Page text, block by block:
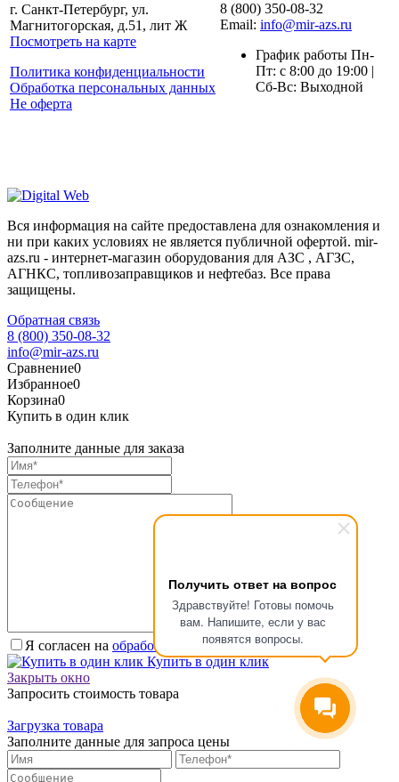
Получить ответ на вопрос
Здравствуйте! Готовы помочь
вам. Напишите, если у вас
появятся вопросы.
г. Санкт-Петербург, ул.
Магнитогорская, д.51, лит Ж
Посмотреть на карте
Политика конфиденциальности
Обработка персональных данных
Не оферта
8 (800) 350-08-32
Email: info@mir-azs.ru
График работы Пн-
Пт: с 8:00 до 19:00 |
Сб-Вс: Выходной
Вся информация на сайте предоставлена для ознакомления и
ни при каких условиях не является публичной офертой. mir-
azs.ru - интернет-магазин оборудования для АЗС , АГЗС,
АГНКС, топливозаправщиков и нефтебаз. Все права
защищены.
Обратная связь
8 (800) 350-08-32
info@mir-azs.ru
Сравнение0
Избранное0
Корзина0
Купить в один клик
Заполните данные для заказа
Я согласен на обработку персональных данных.
Купить в один клик
Закрыть окно
Запросить стоимость товара
Загрузка товара
Заполните данные для запроса цены